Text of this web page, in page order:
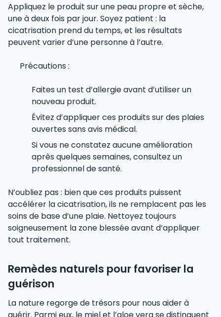
Appliquez le produit sur une peau propre et sèche,
une à deux fois par jour. Soyez patient : la
cicatrisation prend du temps, et les résultats
peuvent varier d’une personne à l’autre.
Précautions :
Faites un test d’allergie avant d’utiliser un
nouveau produit.
Évitez d’appliquer ces produits sur des plaies
ouvertes sans avis médical.
Si vous ne constatez aucune amélioration
après quelques semaines, consultez un
professionnel de santé.
N’oubliez pas : bien que ces produits puissent
accélérer la cicatrisation, ils ne remplacent pas les
soins de base d’une plaie. Nettoyez toujours
soigneusement la zone blessée avant d’appliquer
tout traitement.
Remèdes naturels pour favoriser la
guérison
La nature regorge de trésors pour nous aider à
guérir. Parmi eux, le miel et l’aloe vera se distinguent